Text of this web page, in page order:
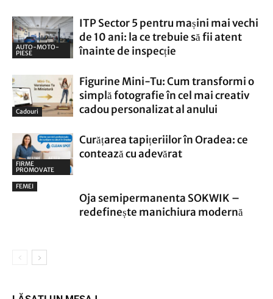
AUTO-MOTO-
PIESE
ITP Sector 5 pentru mașini mai vechi
de 10 ani: la ce trebuie să fii atent
înainte de inspecție
Cadouri
Figurine Mini-Tu: Cum transformi o
simplă fotografie în cel mai creativ
cadou personalizat al anului
FIRME
PROMOVATE
Curățarea tapițeriilor în Oradea: ce
contează cu adevărat
FEMEI
Oja semipermanenta SOKWIK –
redefinește manichiura modernă